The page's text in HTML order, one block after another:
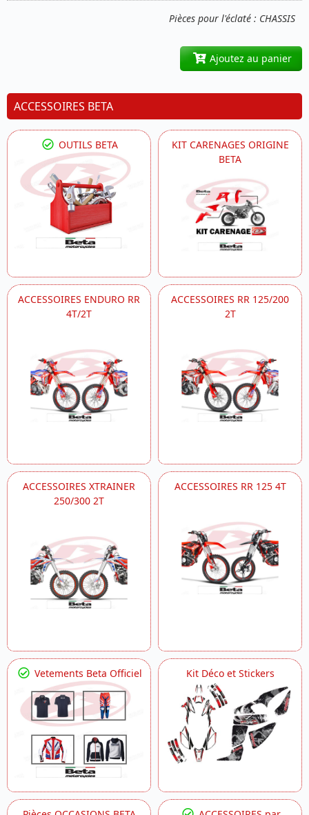
Pièces pour l'éclaté : CHASSIS
Ajoutez au panier
ACCESSOIRES BETA
OUTILS BETA
KIT CARENAGES ORIGINE
BETA
ACCESSOIRES ENDURO RR
4T/2T
ACCESSOIRES RR 125/200
2T
ACCESSOIRES XTRAINER
250/300 2T
ACCESSOIRES RR 125 4T
Vetements Beta Officiel Kit Déco et Stickers